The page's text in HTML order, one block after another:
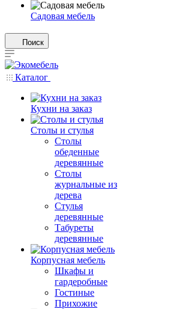
Садовая мебель
Поиск
Каталог
Кухни на заказ
Столы и стулья
Столы
обеденные
деревянные
Столы
журнальные из
дерева
Стулья
деревянные
Табуреты
деревянные
Корпусная мебель
Шкафы и
гардеробные
Гостиные
Прихожие